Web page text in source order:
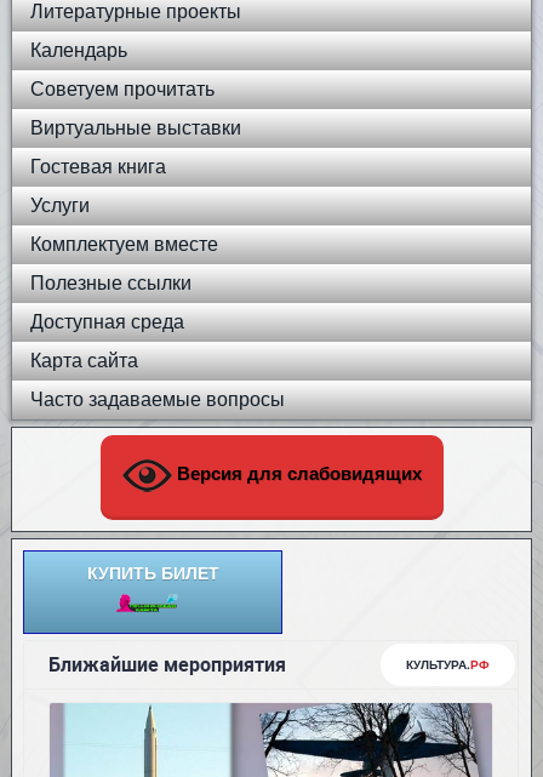
Литературные проекты
Календарь
Советуем прочитать
Виртуальные выставки
Гостевая книга
Услуги
Комплектуем вместе
Полезные ссылки
Доступная среда
Карта сайта
Часто задаваемые вопросы
Версия для слабовидящих
КУПИТЬ БИЛЕТ